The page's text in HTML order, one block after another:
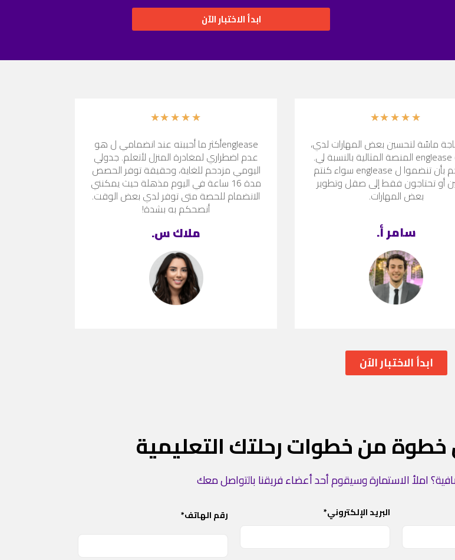
ابدأ الاختبار الآن
★
★
★
★
★
ماسّة لتحسين بعض المهارات لدي،
وكانت englease المنصة المثالية بالنسبة لي.
أنصحكم بأن تنضموا ل englease سواء كنتم
أو تحتاجون فقط إلى صقل وتطوير
بعض المهارات.
سامر أ.
★
★
★
★
★
engleaseأكثر ما أحببته عند انضمامي ل هو
عدم اضطراري لمغادرة المنزل لأتعلم. جدولي
اليومي مزدحم للغاية، وحقيقة توفر الحصص
مدة 16 ساعة في اليوم مذهلة حيث يمكنني
الانضمام للحصة متى توفر لدي بعض الوقت.
أنصحكم به بشدة!
ملاك س.
ابدأ الاختبار الآن
من خطوات رحلتك التعليمية
املأ الاستمارة وسيقوم أحد أعضاء فريقنا بالتواصل معك
البريد الإلكتروني* رقم الهاتف*